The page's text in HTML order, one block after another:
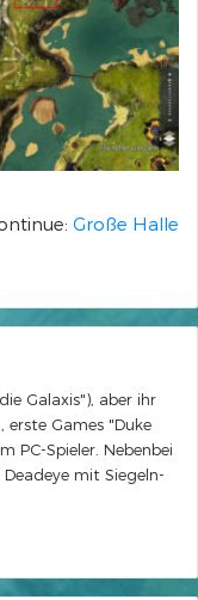
Große Halle
Galaxis"), aber ihr
Games "Duke
PC-Spieler. Nebenbei
mit Siegeln-